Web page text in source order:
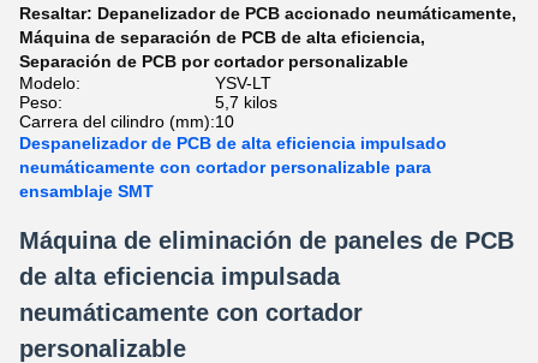
Resaltar: Depanelizador de PCB accionado neumáticamente,
Máquina de separación de PCB de alta eficiencia,
Separación de PCB por cortador personalizable
Modelo:
YSV-LT
Peso:
5,7 kilos
Carrera del cilindro (mm):10
Despanelizador de PCB de alta eficiencia impulsado
neumáticamente con cortador personalizable para
ensamblaje SMT
Máquina de eliminación de paneles de PCB
de alta eficiencia impulsada
neumáticamente con cortador
personalizable